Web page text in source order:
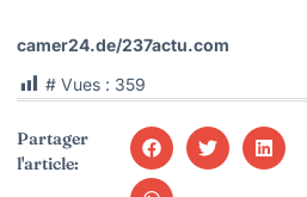
camer24.de/237actu.com
# Vues : 359
Partager
l'article: